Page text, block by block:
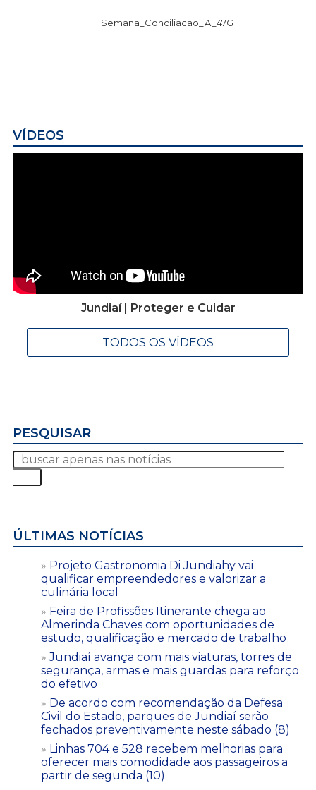
Semana_Conciliacao_A_47G
VÍDEOS
Jundiaí | Proteger e Cuidar
TODOS OS VÍDEOS
PESQUISAR
ÚLTIMAS NOTÍCIAS
Projeto Gastronomia Di Jundiahy vai
qualificar empreendedores e valorizar a
culinária local
Feira de Profissões Itinerante chega ao
Almerinda Chaves com oportunidades de
estudo, qualificação e mercado de trabalho
Jundiaí avança com mais viaturas, torres de
segurança, armas e mais guardas para reforço
do efetivo
De acordo com recomendação da Defesa
Civil do Estado, parques de Jundiaí serão
fechados preventivamente neste sábado (8)
Linhas 704 e 528 recebem melhorias para
oferecer mais comodidade aos passageiros a
partir de segunda (10)